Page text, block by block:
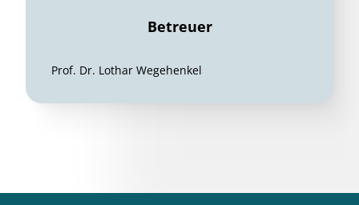
Betreuer
Prof. Dr. Lothar Wegehenkel